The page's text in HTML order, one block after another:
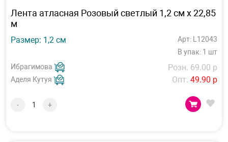
Лента атласная Розовый светлый 1,2 см х 22,85
м
Размер: 1,2 см
Арт: L12043
В упак: 1 шт
Ибрагимова
Аделя Кутуя
Розн. 69.00 р
Опт. 49.90 р
- +